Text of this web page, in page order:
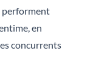
performent
en
concurrents